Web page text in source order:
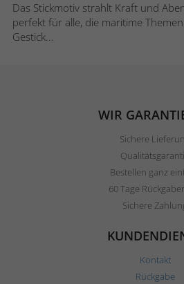
Das Stickmotiv strahlt Kraft und
perfekt für alle, die maritime
Gestick...
WIR
Sichere
Bestellen ganz
60 Tage
Sichere
Kontakt
Rückgabe